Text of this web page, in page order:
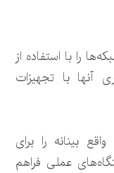
را با استفاده از
آنها با تجهیزات
بینانه را برای
عملی فراهم